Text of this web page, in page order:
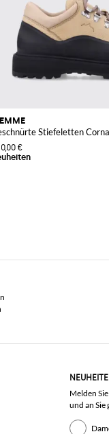
Stiefeletten
€
Melden
und an Sie